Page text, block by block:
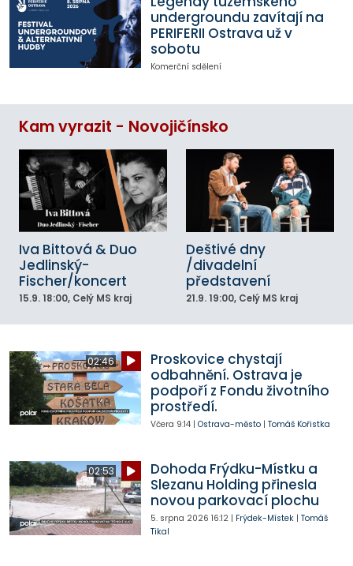
undergroundu zavítají na
PERIFERII Ostrava už v
sobotu
Komerční sdělení
Kam vyrazit - Novojičínsko
Iva Bittová & Duo
Jedlinský-
Fischer/koncert
15.9. 18:00, Celý MS kraj
Deštivé dny
/divadelní
představení
21.9. 19:00, Celý MS kraj
02:46
Proskovice chystají
odbahnění. Ostrava je
podpoří z Fondu životního
prostředí.
Včera 9:14| Ostrava-město| Tomáš Kořistka
02:53
Dohoda Frýdku-Místku a
Slezanu Holding přinesla
novou parkovací plochu
5. srpna 2026 16:12| Frýdek-Místek| Tomáš
Tikal